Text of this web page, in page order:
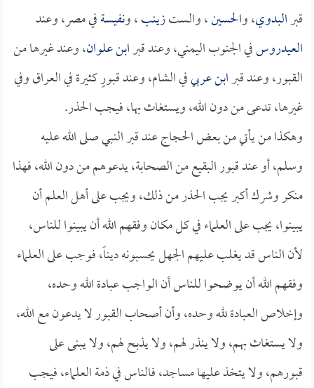
قبرالبدوي، والحسين، والستزينب، ونفيسةفي مصر، وعند
العيدروسفي الجنوب اليمني، وعند قبرابن علوان، وعند غيرها من
القبور، وعند قبرابن عربيفي الشام، وعند قبورٍ كثيرة في العراق وفي
غيرها، تدعى من دون الله، ويستغاث بها، فيجب الحذر.
وهكذا من يأتي من بعض الحجاج عند قبر النبي صلى الله عليه
وسلم، أو عند قبور البقيع من الصحابة، يدعوهم من دون الله، فهذا
منكر وشرك أكبر يجب الحذر من ذلك، ويجب على أهل العلم أن
يبينوا، يجب على العلماء في كل مكان وفقهم الله أن يبينوا للناس،
لأن الناس قد يغلب عليهم الجهل يحسبونه ديناً، فوجب على العلماء
وفقهم الله أن يوضحوا للناس أن الواجب عبادة الله وحده،
وإخلاص العبادة لله وحده، وأن أصحاب القبور لا يدعون مع الله،
ولا يستغاث بهم، ولا ينذر لهم، ولا يذبح لهم، ولا يبنى على
قبورهم، ولا يتخذ عليها مساجد، فالناس في ذمة العلماء، فيجب